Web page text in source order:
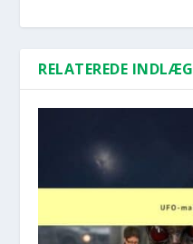
RELATEREDE INDLÆG